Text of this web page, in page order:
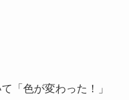
「色が変わった！」